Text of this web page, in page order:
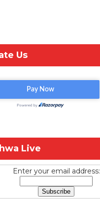
Us
Live
Enter your email address: